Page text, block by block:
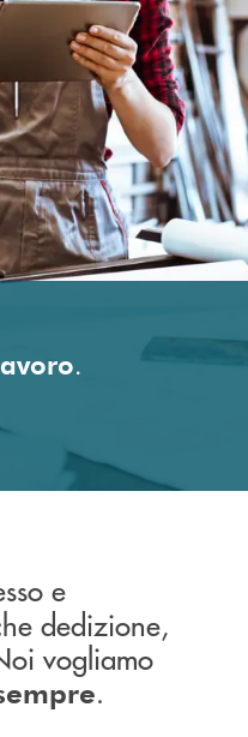
.
e
dedizione,
vogliamo
.